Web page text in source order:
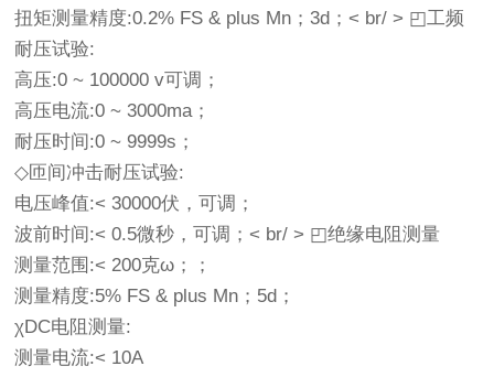
扭矩测量精度:0.2% FS & plus Mn；3d；< br/ > ◰工频
耐压试验:
高压:0 ~ 100000 v可调；
高压电流:0 ~ 3000ma；
耐压时间:0 ~ 9999s；
◇匝间冲击耐压试验:
电压峰值:< 30000伏，可调；
波前时间:< 0.5微秒，可调；< br/ > ◰绝缘电阻测量
测量范围:< 200克ω；；
测量精度:5% FS & plus Mn；5d；
χDC电阻测量:
测量电流:< 10A